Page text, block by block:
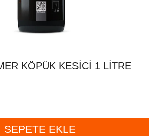
KÖPÜK KESİCİ 1 LİTRE